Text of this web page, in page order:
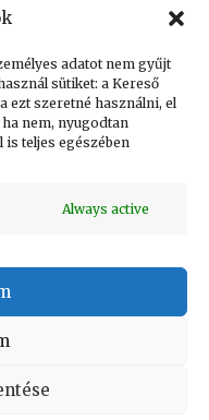
adatot nem gyűjt
sütiket: a Kereső
ezt szeretné használni, el
nem, nyugodtan
is teljes egészében
Always active
a lap tetejére